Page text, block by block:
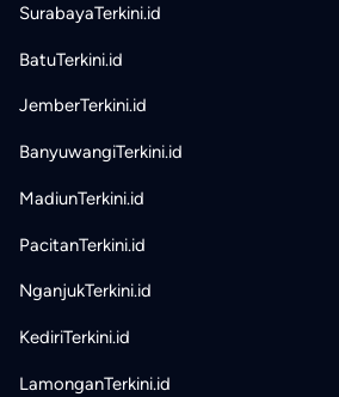
SurabayaTerkini.id
BatuTerkini.id
JemberTerkini.id
BanyuwangiTerkini.id
MadiunTerkini.id
PacitanTerkini.id
NganjukTerkini.id
KediriTerkini.id
LamonganTerkini.id